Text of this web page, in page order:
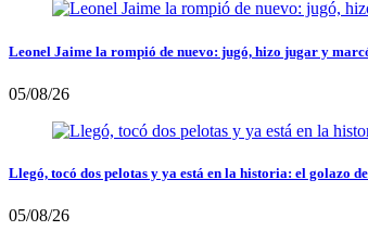
Leonel Jaime la rompió de nuevo: jugó, hizo jugar y
05/08/26
Llegó, tocó dos pelotas y ya está en la historia: el golazo
05/08/26